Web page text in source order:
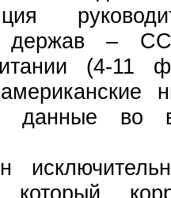
держав –
(4-11
данные во